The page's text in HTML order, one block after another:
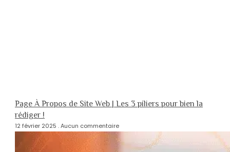
Page À Propos de Site Web | Les 3 piliers pour bien la
rédiger !
12 février 2025 Aucun commentaire